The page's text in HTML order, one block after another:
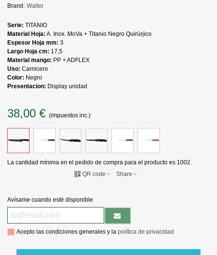
Brand: Walter
Serie: TITANIO
Material Hoja: A. Inox. MoVa + Titanio Negro Quirúrjico
Espesor Hoja mm: 3
Largo Hoja cm: 17,5
Material mango: PP + ADFLEX
Uso: Carnicero
Color: Negro
Presentacion: Display unidad
38,00 € (impuestos inc.)
La cantidad mínima en el pedido de compra para el producto es 1002.
QR code
Share
Avísame cuando esté disponible
Acepto las condiciones generales y la política de privacidad